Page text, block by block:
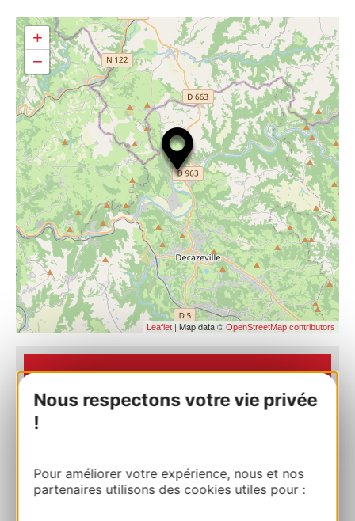
Nous respectons votre vie privée
!
Pour améliorer votre expérience, nous et nos
partenaires utilisons des cookies utiles pour :
+
−
Leaflet | Map data © OpenStreetMap contributors
RESERVEREN
Bereken uw route